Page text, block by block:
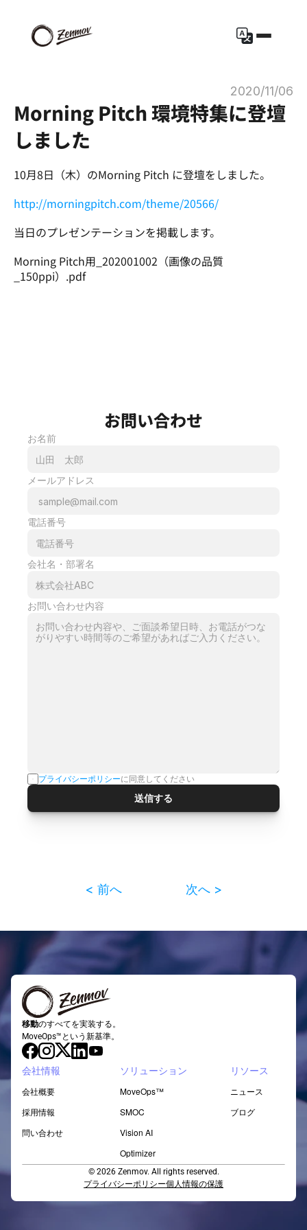
2020/11/06
Morning Pitch 環境特集に登壇
しました
10月8日（木）のMorning Pitch に登壇をしました。
http://morningpitch.com/theme/20566/
当日のプレゼンテーションを掲載します。
Morning Pitch用_202001002（画像の品質
_150ppi）.pdf
お問い合わせ
お名前
メールアドレス
電話番号
会社名・部署名
お問い合わせ内容
プライバシーポリシーに同意してください
送信する
< 前へ 次へ >
移動のすべてを実装する。
MoveOps™という新基準。
会社情報
会社概要
採用情報
問い合わせ
ソリューション
MoveOps™
SMOC
Vision AI
Optimizer
リソース
ニュース
ブログ
© 2026 Zenmov. All rights reserved.
プライバシーポリシー個人情報の保護